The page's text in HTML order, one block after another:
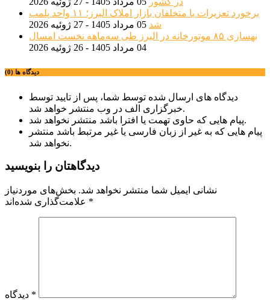
برخورد تعزیرات با متخلفان بازار املاک البرز؛ ۱۱ واحد پلمب
شد 05 مرداد 1405 - 27 ژوئیه 2026
بهسازی ۸۵ موتورخانه در البرز طی سه‌ماهه نخست امسال
04 مرداد 1405 - 26 ژوئیه 2026
دیدگاه ها (0)
دیدگاه های ارسال شده توسط شما، پس از تایید توسط
خبرگزاری الف در وب منتشر خواهد شد.
پیام هایی که حاوی تهمت یا افترا باشد منتشر نخواهد شد.
پیام هایی که به غیر از زبان فارسی یا غیر مرتبط باشد منتشر
نخواهد شد.
دیدگاهتان را بنویسید
نشانی ایمیل شما منتشر نخواهد شد. بخش‌های موردنیاز
*
*